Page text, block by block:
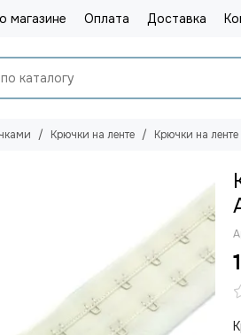
магазине Оплата Доставка
Крючки на ленте Крючки на